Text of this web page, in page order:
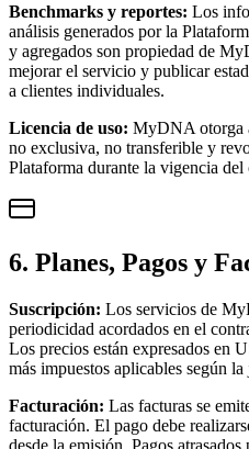
Benchmarks y reportes: Los
análisis generados por la
y agregados son propiedad de
mejorar el servicio y publicar
a clientes individuales.
Licencia de uso: MyDNA otorga
no exclusiva, no transferible y
Plataforma durante la vigencia del
6. Planes, Pagos y
Suscripción: Los servicios de
periodicidad acordados en el
Los precios están expresados en
más impuestos aplicables según
Facturación: Las facturas se
facturación. El pago debe
desde la emisión. Pagos